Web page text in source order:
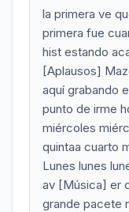
la primera ve
primera fue
hist estando
[Aplausos]
aquí grabando
punto de irme
miércoles
quintaa cuarto
Lunes lunes
av [Música] er
grande pacete